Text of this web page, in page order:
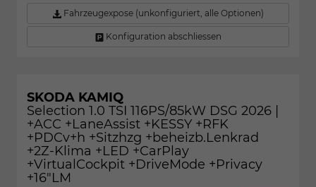
Fahrzeugexpose (unkonfiguriert, alle Optionen)
Konfiguration abschliessen
SKODA KAMIQ
Selection 1.0 TSI 116PS/85kW DSG 2026 |
+ACC +LaneAssist +KESSY +RFK
+PDCv+h +Sitzhzg +beheizb.Lenkrad
+2Z-Klima +LED +CarPlay
+VirtualCockpit +DriveMode +Privacy
+16"LM